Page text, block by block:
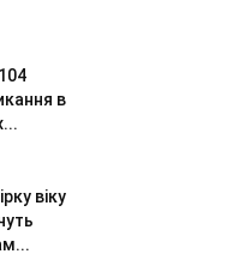
в
віку